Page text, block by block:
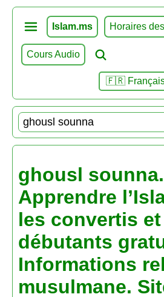
Islam.ms Horaires
Cours Audio
🇫🇷
ghousl sounna.
Apprendre
les convertis
débutants
Informations
musulmane.